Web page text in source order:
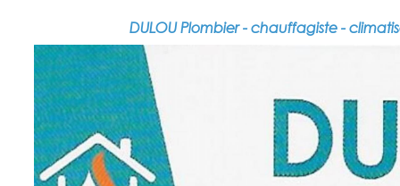
DULOU Plombier - chauffagiste -